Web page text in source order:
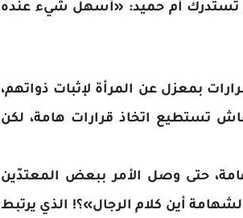
تستدرك أم حميد: «أسهل شيء عنده
بمعزل عن المرأة لإثبات ذواتهم،
تستطيع اتخاذ قرارات هامة، لكن
حتى وصل الأمر ببعض المعتدّين
أين كلام الرجال»؟! الذي يرتبط